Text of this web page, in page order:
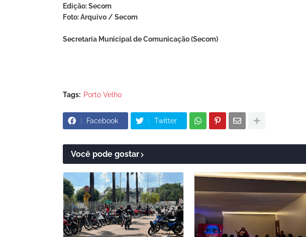
Edição: Secom
Foto: Arquivo / Secom
Secretaria Municipal de Comunicação (Secom)
Tags: Porto Velho
Facebook Twitter
Você pode gostar